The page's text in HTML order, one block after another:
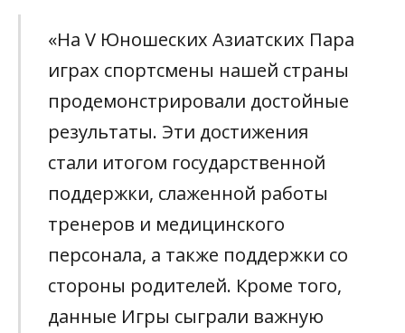
«На V Юношеских Азиатских Пара
играх спортсмены нашей страны
продемонстрировали достойные
результаты. Эти достижения
стали итогом государственной
поддержки, слаженной работы
тренеров и медицинского
персонала, а также поддержки со
стороны родителей. Кроме того,
данные Игры сыграли важную